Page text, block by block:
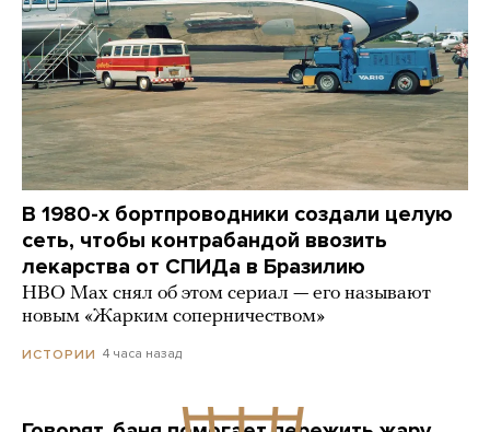
В 1980-х бортпроводники создали целую
сеть, чтобы контрабандой ввозить
лекарства от СПИДа в Бразилию
HBO Max снял об этом сериал — его называют
новым «Жарким соперничеством»
ИСТОРИИ 4 часа назад